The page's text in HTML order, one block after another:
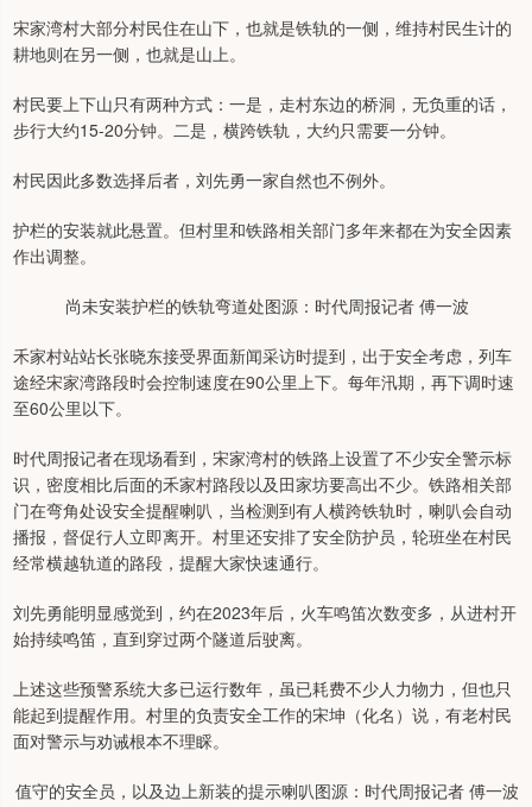
宋家湾村大部分村民住在山下，也就是铁轨的一侧，维持村民生计的
耕地则在另一侧，也就是山上。
村民要上下山只有两种方式：一是，走村东边的桥洞，无负重的话，
步行大约15-20分钟。二是，横跨铁轨，大约只需要一分钟。
村民因此多数选择后者，刘先勇一家自然也不例外。
护栏的安装就此悬置。但村里和铁路相关部门多年来都在为安全因素
作出调整。
尚未安装护栏的铁轨弯道处图源：时代周报记者 傅一波
禾家村站站长张晓东接受界面新闻采访时提到，出于安全考虑，列车
途经宋家湾路段时会控制速度在90公里上下。每年汛期，再下调时速
至60公里以下。
时代周报记者在现场看到，宋家湾村的铁路上设置了不少安全警示标
识，密度相比后面的禾家村路段以及田家坊要高出不少。铁路相关部
门在弯角处设安全提醒喇叭，当检测到有人横跨铁轨时，喇叭会自动
播报，督促行人立即离开。村里还安排了安全防护员，轮班坐在村民
经常横越轨道的路段，提醒大家快速通行。
刘先勇能明显感觉到，约在2023年后，火车鸣笛次数变多，从进村开
始持续鸣笛，直到穿过两个隧道后驶离。
上述这些预警系统大多已运行数年，虽已耗费不少人力物力，但也只
能起到提醒作用。村里的负责安全工作的宋坤（化名）说，有老村民
面对警示与劝诫根本不理睬。
值守的安全员，以及边上新装的提示喇叭图源：时代周报记者 傅一波